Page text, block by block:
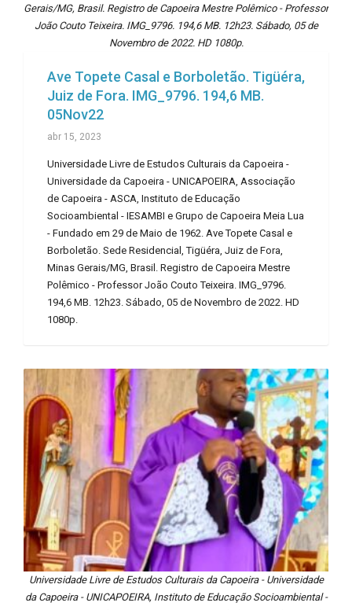
Gerais/MG, Brasil. Registro de Capoeira Mestre Polêmico - Professor
João Couto Teixeira. IMG_9796. 194,6 MB. 12h23. Sábado, 05 de
Novembro de 2022. HD 1080p.
Ave Topete Casal e Borboletão. Tigüéra,
Juiz de Fora. IMG_9796. 194,6 MB.
05Nov22
abr 15, 2023
Universidade Livre de Estudos Culturais da Capoeira -
Universidade da Capoeira - UNICAPOEIRA, Associação
de Capoeira - ASCA, Instituto de Educação
Socioambiental - IESAMBI e Grupo de Capoeira Meia Lua
- Fundado em 29 de Maio de 1962. Ave Topete Casal e
Borboletão. Sede Residencial, Tigüéra, Juiz de Fora,
Minas Gerais/MG, Brasil. Registro de Capoeira Mestre
Polêmico - Professor João Couto Teixeira. IMG_9796.
194,6 MB. 12h23. Sábado, 05 de Novembro de 2022. HD
1080p.
Universidade Livre de Estudos Culturais da Capoeira - Universidade
da Capoeira - UNICAPOEIRA, Instituto de Educação Socioambiental -